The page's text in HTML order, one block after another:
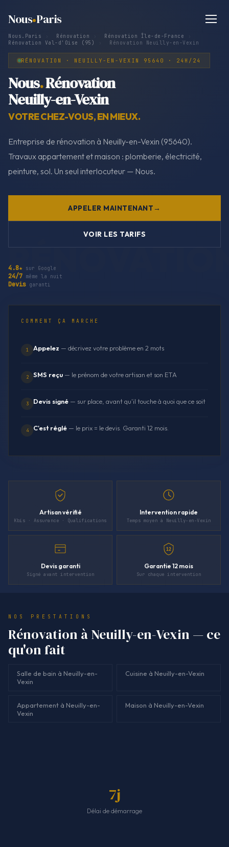
Nous Paris
Nous.Paris Rénovation Rénovation Île-de-France
Rénovation Val-d'Oise (95)
Rénovation Neuilly-en-Vexin
RÉNOVATION · NEUILLY-EN-VEXIN 95640 · 24H/24
Nous.Rénovation
Neuilly-en-Vexin
VOTRE CHEZ-VOUS, EN MIEUX.
Entreprise de rénovation à Neuilly-en-Vexin (95640).
Travaux appartement et maison : plomberie, électricité,
peinture, sol. Un seul interlocuteur — Nous.
APPELER MAINTENANT
VOIR LES TARIFS
4.8★ sur Google
24/7 même la nuit
Devis garanti
COMMENT ÇA MARCHE
1 Appelez — décrivez votre problème en 2 mots
2 SMS reçu — le prénom de votre artisan et son ETA
3 Devis signé — sur place, avant qu'il touche à quoi que ce soit
4 C'est réglé — le prix = le devis. Garanti 12 mois.
Artisan vérifié
Kbis · Assurance · Qualifications
Intervention rapide
Temps moyen à Neuilly-en-Vexin
Devis garanti
Signé avant intervention
12
Garantie 12 mois
Sur chaque intervention
NOS PRESTATIONS
Rénovation à Neuilly-en-Vexin — ce
qu'on fait
Salle de bain à Neuilly-en-
Vexin
Cuisine à Neuilly-en-Vexin
Appartement à Neuilly-en-
Vexin
Maison à Neuilly-en-Vexin
7j
Délai de démarrage